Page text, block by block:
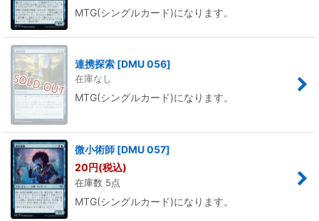
MTG(シングルカード)になります。
連携探索 [DMU 056]
在庫なし
MTG(シングルカード)になります。
微小術師 [DMU 057]
20円(税込)
在庫数 5点
MTG(シングルカード)になります。